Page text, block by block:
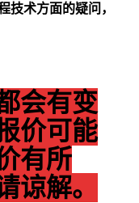
技术方面的疑问，
会有变
价可能
有所
谅解。